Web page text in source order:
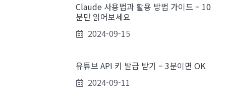
Claude 사용법과 활용 방법 가이드 – 10
분만 읽어보세요
2024-09-15
유튜브 API 키 발급 받기 – 3분이면 OK
2024-09-11